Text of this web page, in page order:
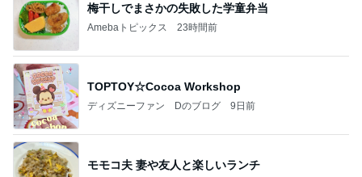
梅干しでまさかの失敗した学童弁当
Amebaトピックス 23時間前
TOPTOY☆Cocoa Workshop
ディズニーファン Dのブログ 9日前
モモコ夫 妻や友人と楽しいランチ